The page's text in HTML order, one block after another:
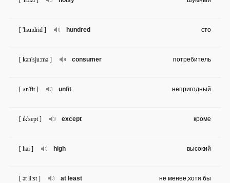
hundred
[ 'hʌndrid ] сто
consumer
[ kən'sju:mə ] потребитель
unfit
[ ʌn'fit ] непригодный
except
[ ik'sept ] кроме
high
[ hai ] высокий
at least
[ ət li:st ] не менее,хотя бы